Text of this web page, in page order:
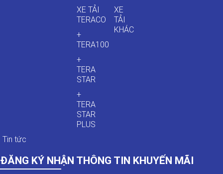
XE TẢI
TERACO
+
TERA100
+
TERA
STAR
+
TERA
STAR
PLUS
XE
TẢI
KHÁC
Tin tức
ĐĂNG KÝ NHẬN THÔNG TIN KHUYẾN MÃI